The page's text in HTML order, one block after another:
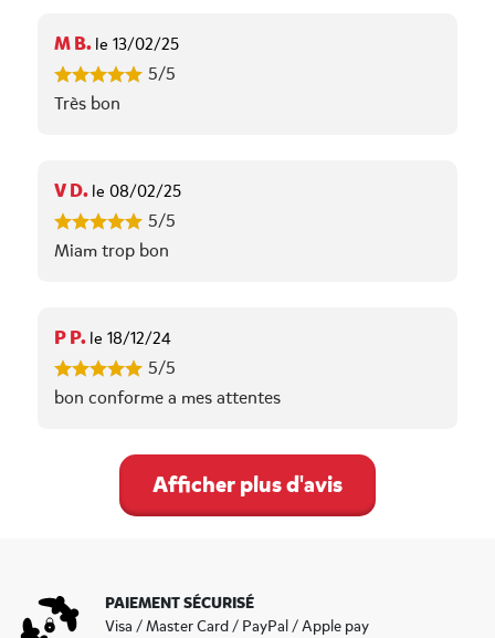
M B. le 13/02/25
5/5
Très bon
V D. le 08/02/25
5/5
Miam trop bon
P P. le 18/12/24
5/5
bon conforme a mes attentes
Afficher plus d'avis
PAIEMENT SÉCURISÉ
Visa / Master Card / PayPal / Apple pay